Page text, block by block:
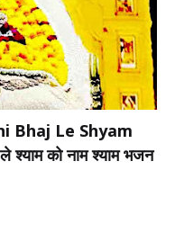
Bhaj Le Shyam
को नाम श्याम भजन